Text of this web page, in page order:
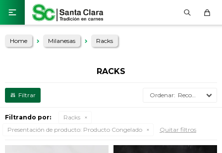

Home Milanesas Racks
RACKS
Recomendados
Filtrando por:
Racks
Presentación de producto: Producto Congelado Quitar filtros